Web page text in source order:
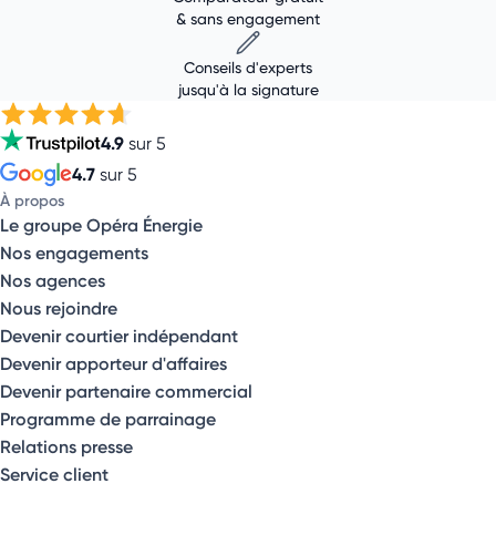
& sans engagement
Conseils d'experts
jusqu'à la signature
4.9 sur 5
4.7 sur 5
À propos
Le groupe Opéra Énergie
Nos engagements
Nos agences
Nous rejoindre
Devenir courtier indépendant
Devenir apporteur d'affaires
Devenir partenaire commercial
Programme de parrainage
Relations presse
Service client